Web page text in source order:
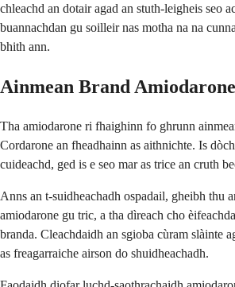
chleachd an dotair agad an stuth-leigheis seo
buannachdan gu soilleir nas motha na na
bhith ann.
Ainmean Brand Amiodarone
Tha amiodarone ri fhaighinn fo ghrunn
Cordarone an fheadhainn as aithnichte. Is
cuideachd, ged is e seo mar as trice an cruth
Anns an t-suidheachadh ospadail, gheibh thu
amiodarone gu tric, a tha dìreach cho
branda. Cleachdaidh an sgioba cùram slàinte
as freagarraiche airson do shuidheachadh.